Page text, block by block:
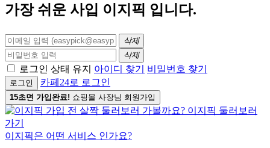
가장 쉬운 사입 이지픽 입니다.
삭제
삭제
로그인 상태 유지 아이디 찾기 비밀번호 찾기
로그인 카페24로 로그인
15초면 가입완료! 쇼핑몰 사장님 회원가입
이지픽은 어떤 서비스 인가요?